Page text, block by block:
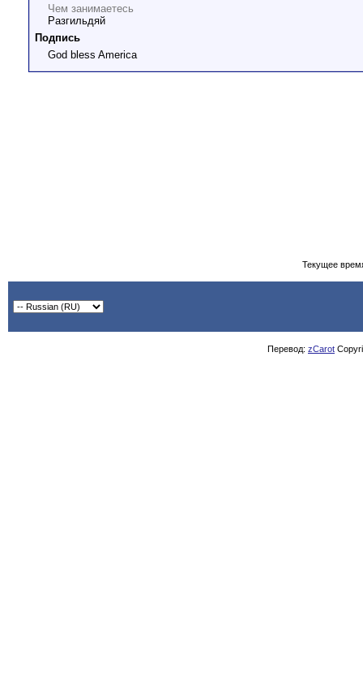
Чем занимаетесь
Разгильдяй
Подпись
God bless America
Текущее
Перевод: zCarot